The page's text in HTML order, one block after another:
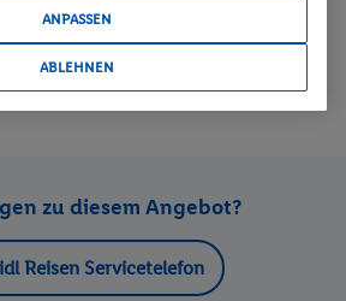
Wer kommt mit?
Preis aufsteigend
zu diesem Angebot?
Reisen Servicetelefon
ANPASSEN
ABLEHNEN